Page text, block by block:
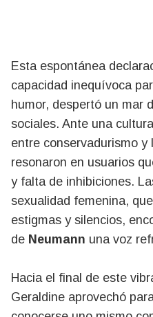
Esta espontánea
capacidad inequívoca
humor, despertó un mar
sociales. Ante una
entre conservadurismo
resonaron en usuarios
y falta de inhibiciones.
sexualidad femenina,
estigmas y silencios,
de Neumann una voz
Hacia el final de este
Geraldine aprovechó